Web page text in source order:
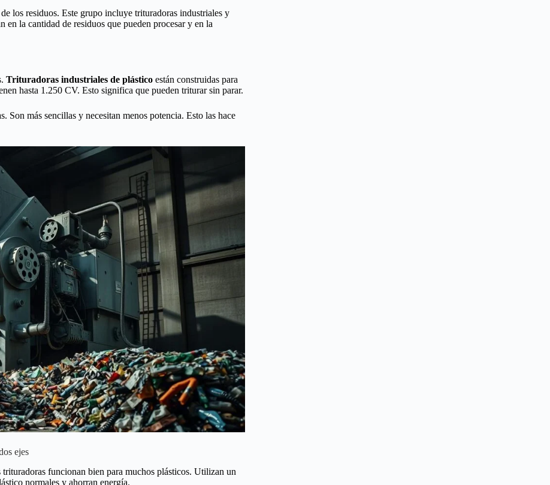
los residuos. Este grupo incluye trituradoras industriales y
en la cantidad de residuos que pueden procesar y en la
Trituradoras industriales de plástico están construidas para
hasta 1.250 CV. Esto significa que pueden triturar sin parar.
Son más sencillas y necesitan menos potencia. Esto las hace
ejes
trituradoras funcionan bien para muchos plásticos. Utilizan un
normales y ahorran energía.